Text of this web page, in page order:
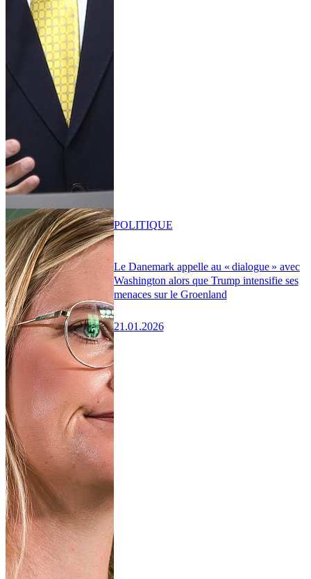
Le Danemark appelle au « dialogue » avec
Washington alors que Trump intensifie ses
menaces sur le Groenland
21.01.2026
POLITIQUE